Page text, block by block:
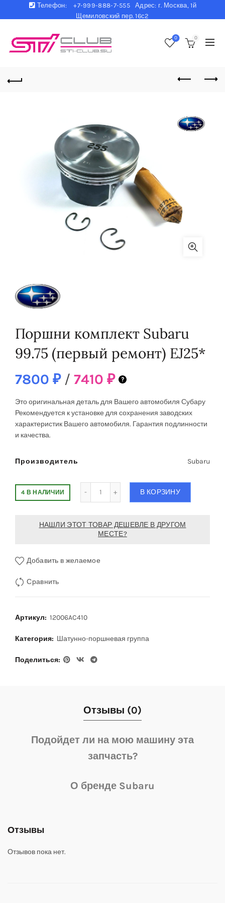
Телефон:
+7-999-888-7-555 Адрес: г. Москва, 1й
Щемиловский пер. 16с2
0 0
Поршни комплект Subaru
99.75 (первый ремонт) EJ25*
7800 ₽ / 7410 ₽
Это оригинальная деталь для Вашего автомобиля Субару
Рекомендуется к установке для сохранения заводских
характеристик Вашего автомобиля. Гарантия подлинности
и качества.
Производитель Subaru
4 В НАЛИЧИИ В КОРЗИНУ
НАШЛИ ЭТОТ ТОВАР ДЕШЕВЛЕ В ДРУГОМ
МЕСТЕ?
Добавить в желаемое
Сравнить
Артикул: 12006AC410
Категория: Шатунно-поршневая группа
Поделиться
Отзывы (0)
Подойдет ли на мою машину эта
запчасть?
О бренде Subaru
Отзывы
Отзывов пока нет.